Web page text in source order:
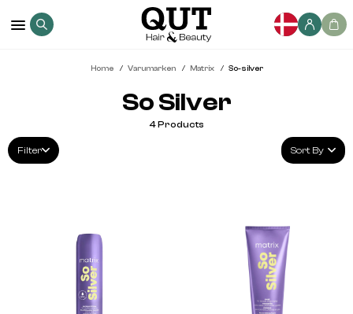
Home Varumarken Matrix So-silver
So Silver
Filter
4Products
Sort By